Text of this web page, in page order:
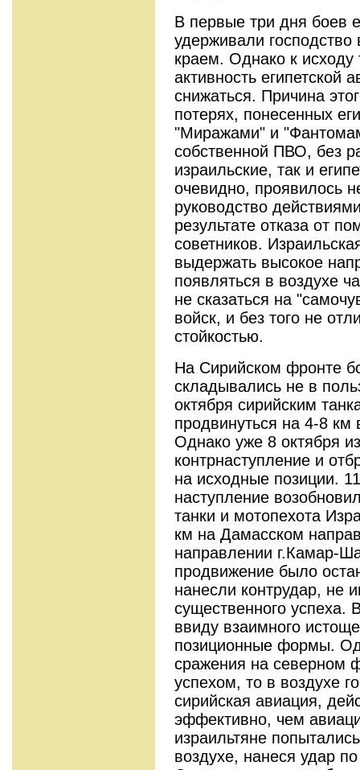
В первые три дня боев
удерживали
краем. Однако к исходу
активность египетской
снижаться. Причина
потерях, понесенных
"Миражами" и
собственной ПВО, без
израильские, так и
очевидно, проявилось
руководство
результате отказа от
советников.
выдержать высокое
появляться в воздухе
не сказаться на
войск, и без того не
стойкостью.
На Сирийском фронте
складывались не в
октября сирийским
продвинуться на 4-8 км
Однако уже 8 октября
контрнаступление и
на исходные позиции.
наступление
танки и мотопехота
км на Дамасском
направлении г.Камар-
продвижение было
нанесли контрудар, не
существенного
ввиду взаимного
позиционные формы.
сражения на северном
успехом, то в воздухе
сирийская авиация,
эффективно, чем
израильтяне
воздухе, нанеся удар